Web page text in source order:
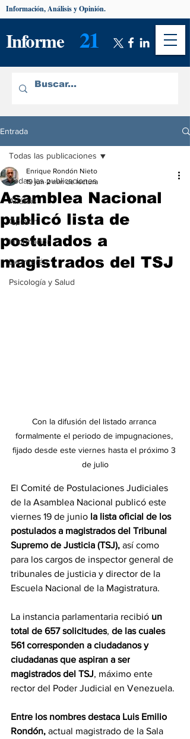
Informe 21
Información, Análisis y Opinión.
Entrada
Todas las publicaciones
Análisis
Opinión
Información
De interés
Psicología y Salud
Todas las publicaciones
Asamblea Nacional
publicó lista de
postulados a
magistrados del TSJ
Enrique Rondón Nieto
19 jun 2 min de lectura
Con la difusión del listado arranca
formalmente el periodo de impugnaciones,
fijado desde este viernes hasta el próximo 3
de julio
El Comité de Postulaciones Judiciales
de la Asamblea Nacional publicó este
viernes 19 de junio la lista oficial de los
postulados a magistrados del Tribunal
Supremo de Justicia (TSJ), así como
para los cargos de inspector general de
tribunales de justicia y director de la
Escuela Nacional de la Magistratura.
La instancia parlamentaria recibió un
total de 657 solicitudes, de las cuales
561 corresponden a ciudadanos y
ciudadanas que aspiran a ser
magistrados del TSJ, máximo ente
rector del Poder Judicial en Venezuela.
Entre los nombres destaca Luis Emilio
Rondón, actual magistrado de la Sala